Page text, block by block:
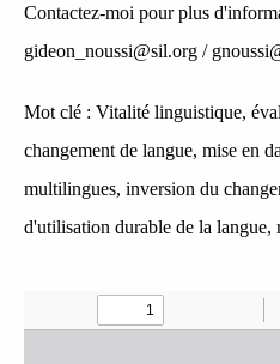
Contactez-moi pour plus
gideon_noussi@sil.org /
Mot clé : Vitalité linguistique,
changement de langue, mise en
multilingues, inversion du
d'utilisation durable de la langue,